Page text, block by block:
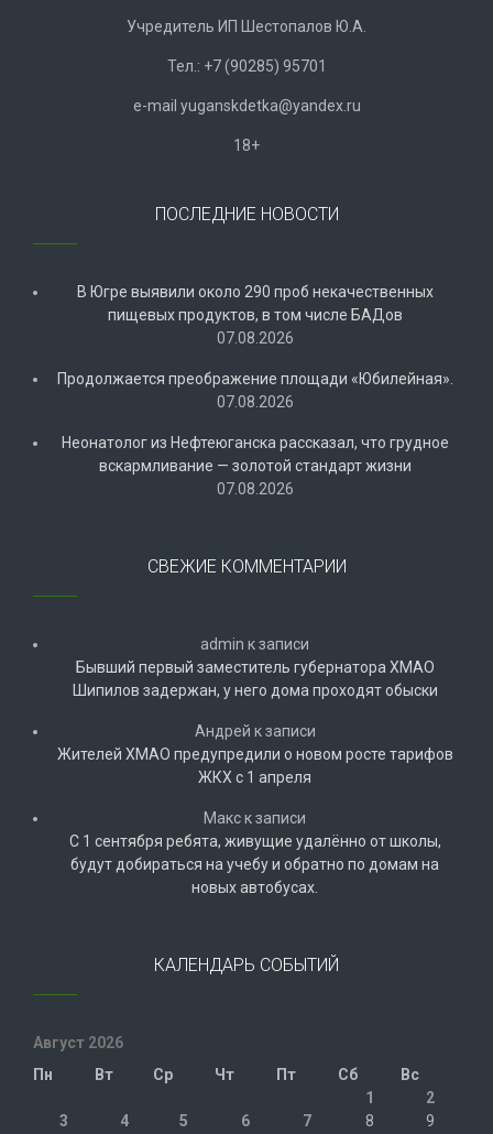
Учредитель ИП Шестопалов Ю.А.
Тел.: +7 (90285) 95701
e-mail yuganskdetka@yandex.ru
18+
ПОСЛЕДНИЕ НОВОСТИ
В Югре выявили около 290 проб некачественных
пищевых продуктов, в том числе БАДов
07.08.2026
Продолжается преображение площади «Юбилейная».
07.08.2026
Неонатолог из Нефтеюганска рассказал, что грудное
вскармливание — золотой стандарт жизни
07.08.2026
СВЕЖИЕ КОММЕНТАРИИ
admin к записи
Бывший первый заместитель губернатора ХМАО
Шипилов задержан, у него дома проходят обыски
Андрей к записи
Жителей ХМАО предупредили о новом росте тарифов
ЖКХ с 1 апреля
Макск записи
С 1 сентября ребята, живущие удалённо от школы,
будут добираться на учебу и обратно по домам на
новых автобусах.
КАЛЕНДАРЬ СОБЫТИЙ
Август 2026
Пн
Вт Ср Чт Пт Сб
Вс
1
2
3
4 5 6 7 8
9